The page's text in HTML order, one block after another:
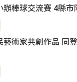
辦棒球交流賽 4縣市
藝術家共創作品 同